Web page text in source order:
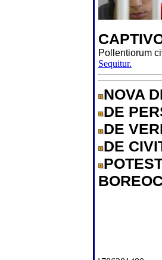
Pollentiorum
Sequitur.
NOVA
DE
DE
DE